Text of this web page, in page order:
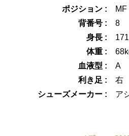
ポジション :
MF
背番号 :
8
身長 :
体重 :
血液型 :
A
利き足 :
右
シューズメーカー :
ア